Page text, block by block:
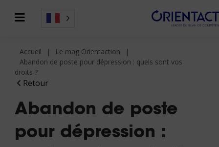
Retour
Accueil
Le mag Orientaction
Abandon de poste pour dépression : quels sont vos
droits ?
Abandon de poste
pour dépression :